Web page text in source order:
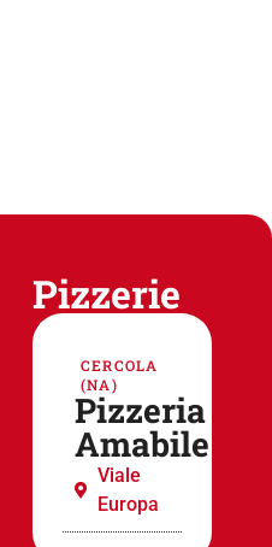
Pizzerie
CERCOLA
(NA)
Pizzeria
Amabile
Viale
Europa